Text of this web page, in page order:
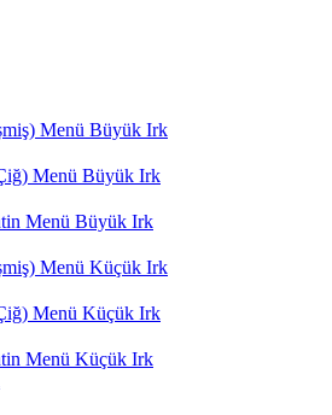
Menü Büyük Irk
Menü Büyük Irk
Menü Büyük Irk
Menü Küçük Irk
Menü Küçük Irk
Menü Küçük Irk